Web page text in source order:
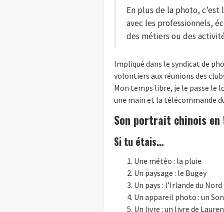
En plus de la photo,
avec les professionnels,
des métiers ou des
Impliqué dans le syndicat de
volontiers aux réunions des
Mon temps libre, je le passe le
une main et la télécommande
Son portrait chinois en
Si tu étais…
Une météo : la pluie
Un paysage : le Bugey
Un pays : l’Irlande du Nord
Un appareil photo : un
Un livre : un livre de